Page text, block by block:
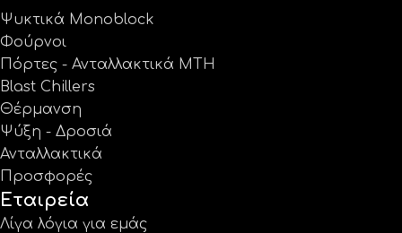
Ψυκτικά Monoblock
Φούρνοι
Πόρτες - Ανταλλακτικά MTH
Blast Chillers
Θέρμανση
Ψύξη - Δροσιά
Ανταλλακτικά
Προσφορές
Εταιρεία
Λίγα λόγια για εμάς